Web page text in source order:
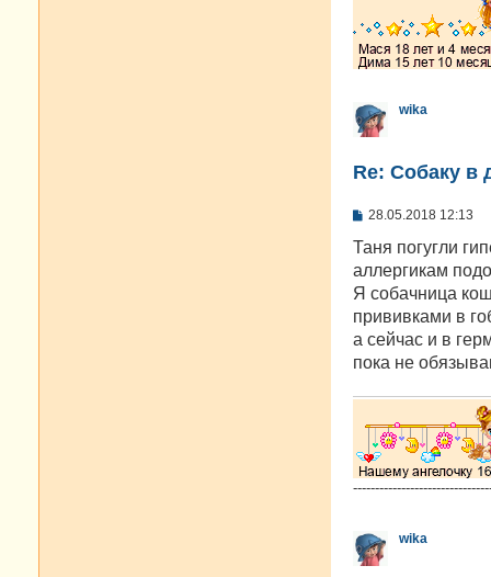
wika
Re: Собаку в
С
о
щ
е
и
е
28.05.2018 12:13
Таня погугли
аллергикам
Я собачница
прививками в
а сейчас и в
пока не
wika